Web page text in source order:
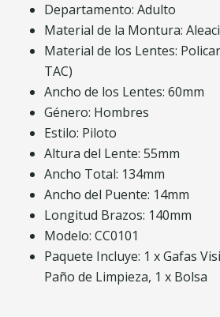
Departamento: Adulto
Material de la Montura:
Material de los Lentes:
TAC)
Ancho de los Lentes: 60mm
Género: Hombres
Estilo: Piloto
Altura del Lente: 55mm
Ancho Total: 134mm
Ancho del Puente: 14mm
Longitud Brazos: 140mm
Modelo: CC0101
Paquete Incluye: 1 x Gafas
Paño de Limpieza, 1 x Bolsa